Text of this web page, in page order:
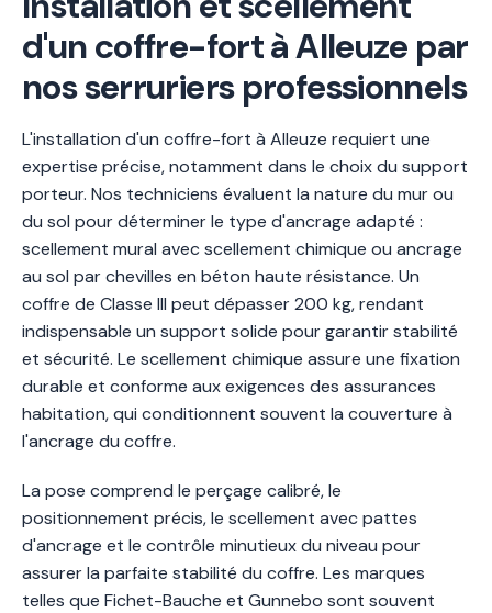
d'un coffre-fort à Alleuze par
nos serruriers professionnels
L'installation d'un coffre-fort à Alleuze requiert une
expertise précise, notamment dans le choix du support
porteur. Nos techniciens évaluent la nature du mur ou
du sol pour déterminer le type d'ancrage adapté :
scellement mural avec scellement chimique ou ancrage
au sol par chevilles en béton haute résistance. Un
coffre de Classe III peut dépasser 200 kg, rendant
indispensable un support solide pour garantir stabilité
et sécurité. Le scellement chimique assure une fixation
durable et conforme aux exigences des assurances
habitation, qui conditionnent souvent la couverture à
l'ancrage du coffre.
La pose comprend le perçage calibré, le
positionnement précis, le scellement avec pattes
d'ancrage et le contrôle minutieux du niveau pour
assurer la parfaite stabilité du coffre. Les marques
telles que Fichet-Bauche et Gunnebo sont souvent